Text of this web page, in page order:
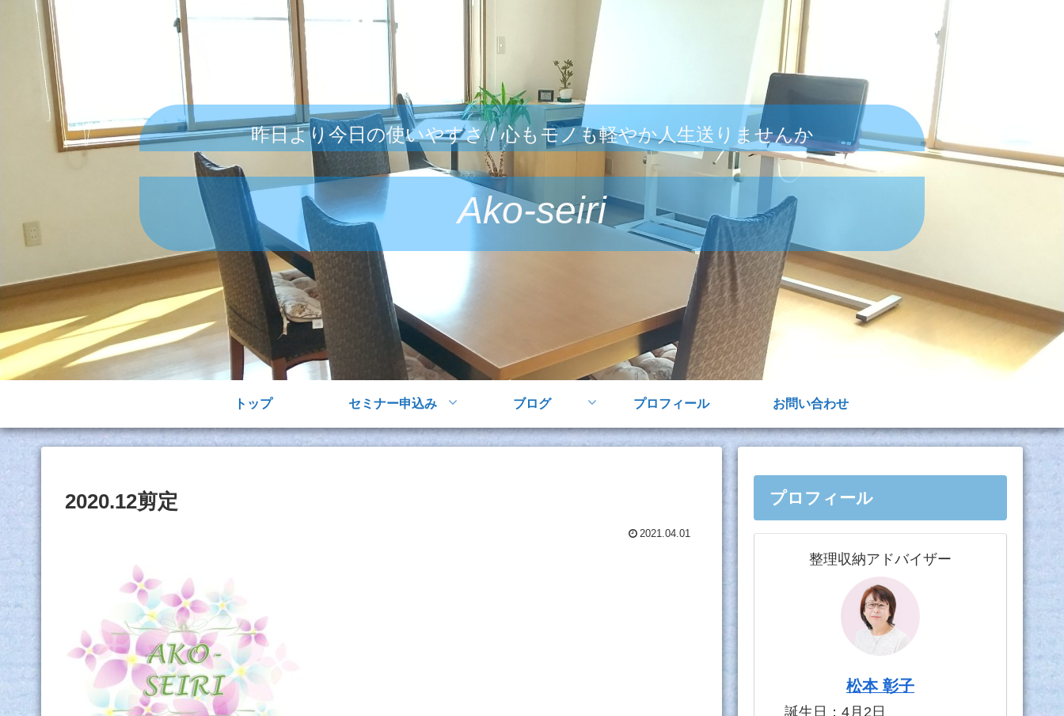
昨日より今日の使いやすさ / 心もモノも軽やか人生送りませんか
Ako-seiri
トップ セミナー申込み ブログ プロフィール お問い合わせ
2020.12剪定
2021.04.01
プロフィール
整理収納アドバイザー
松本 彰子
誕生日：4月2日